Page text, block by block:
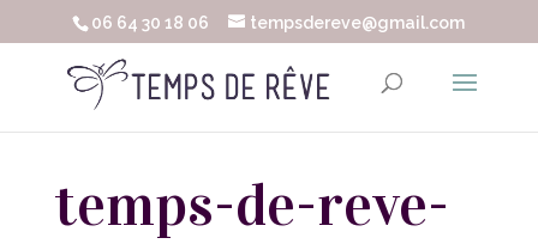
06 64 30 18 06 tempsdereve@gmail.com
temps-de-reve-